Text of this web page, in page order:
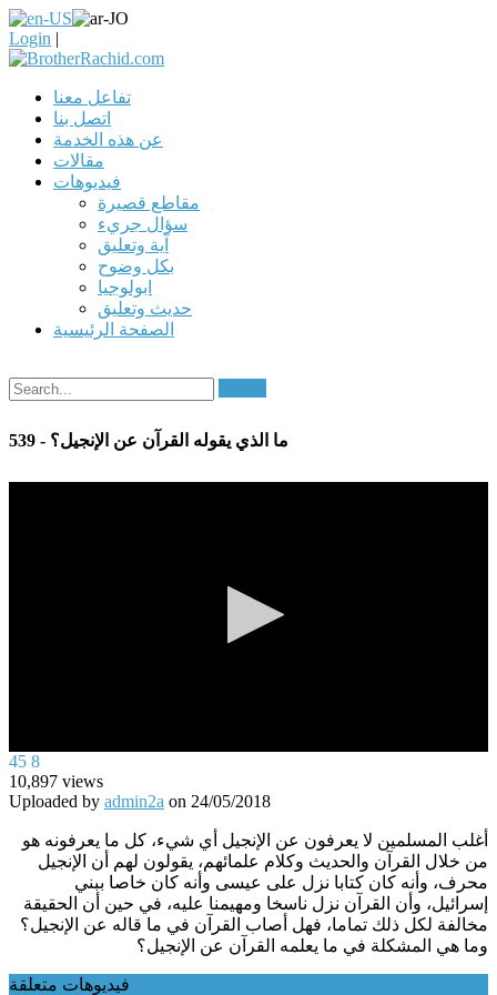
Login |
تفاعل معنا
اتصل بنا
عن هذه الخدمة
مقالات
فيديوهات
مقاطع قصيرة
سؤال جريء
آية وتعليق
بكل وضوح
ابولوجيا
حديث وتعليق
الصفحة الرئيسية
539 - ما الذي يقوله القرآن عن الإنجيل؟
0
seconds
of
0
seconds
45 8
10,897 views
Uploaded by admin2a on 24/05/2018
أغلب المسلمين لا يعرفون عن الإنجيل أي شيء، كل ما يعرفونه هو
من خلال القرآن والحديث وكلام علمائهم، يقولون لهم أن الإنجيل
محرف، وأنه كان كتابا نزل على عيسى وأنه كان خاصا ببني
إسرائيل، وأن القرآن نزل ناسخا ومهيمنا عليه، في حين أن الحقيقة
مخالفة لكل ذلك تماما، فهل أصاب القرآن في ما قاله عن الإنجيل؟
وما هي المشكلة في ما يعلمه القرآن عن الإنجيل؟
فيديوهات متعلقة